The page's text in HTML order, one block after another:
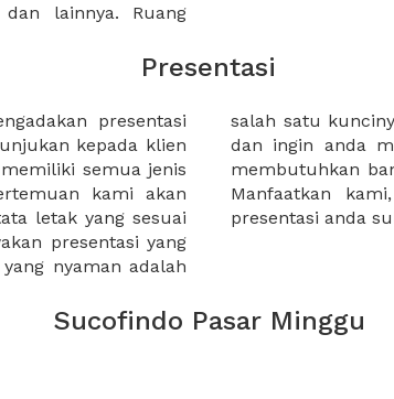
dan lainnya. Ruang
Presentasi
presentasi
kepada klien
semua jenis
kami akan
letak yang sesuai
presentasi yang
nyaman adalah
acara klien kami
terbaik. Jika anda
perencanaan anda.
dapat membuat
presentasi anda
Sucofindo Pasar Minggu